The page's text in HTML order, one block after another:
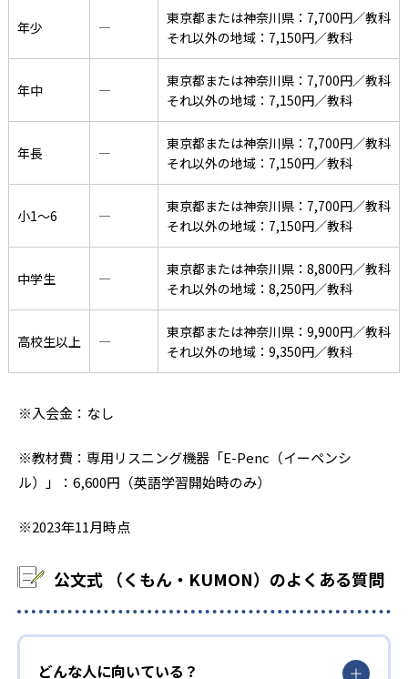
年少 ―
東京都または神奈川県：7,700円／教科
それ以外の地域：7,150円／教科
年中 ―
東京都または神奈川県：7,700円／教科
それ以外の地域：7,150円／教科
年長 ―
東京都または神奈川県：7,700円／教科
それ以外の地域：7,150円／教科
小1〜6 ―
東京都または神奈川県：7,700円／教科
それ以外の地域：7,150円／教科
中学生 ―
東京都または神奈川県：8,800円／教科
それ以外の地域：8,250円／教科
高校生以上 ―
東京都または神奈川県：9,900円／教科
それ以外の地域：9,350円／教科
※入会金：なし
※教材費：専用リスニング機器「E-Penc（イーペンシ
ル）」：6,600円（英語学習開始時のみ）
※2023年11月時点
公文式 （くもん・KUMON）のよくある質問
どんな人に向いている？